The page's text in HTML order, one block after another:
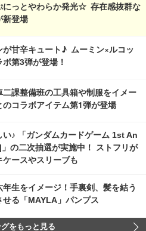
にっとやわらか発光☆ 存在感抜群な
新登場
が甘辛キュート♪ ムーミン×ルコッ
第3弾が登場！
二課整備班の工具箱や制服をイメー
のコラボアイテム第1弾が登場
い♪ 「ガンダムカードゲーム 1st An
の二次抽選が実施中！ ストフリが
ースやスリーブも
年生をイメージ！手裏剣、髪を結う
る「MAYLA」パンプス
をもっと見る